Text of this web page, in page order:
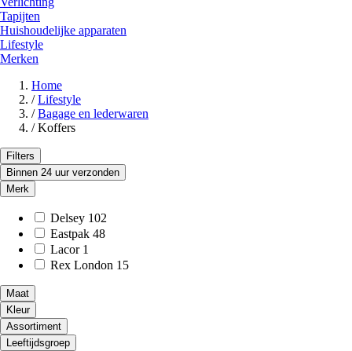
Tapijten
Huishoudelijke apparaten
Lifestyle
Merken
Home
/ Lifestyle
/ Bagage en lederwaren
/ Koffers
Filters
Binnen 24 uur verzonden
Merk
Delsey 102
Eastpak 48
Lacor 1
Rex London 15
Maat
Kleur
Assortiment
Leeftijdsgroep